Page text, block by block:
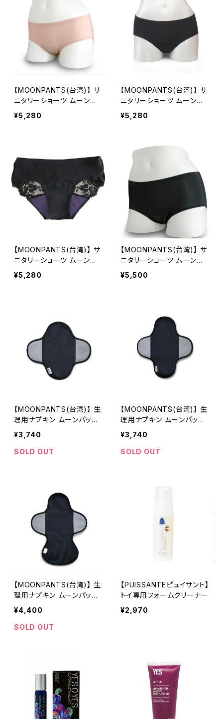
【MOONPANTS(台湾)】 サ
ニタリーショーツ ムーンパ
ンツデイタイムピーチ(クロ
ッチカラーパープル)
¥5,280
【MOONPANTS(台湾)】 サ
ニタリーショーツ ムーンパ
ンツデイタイムブラック(ク
ロッチカラーブラック)
¥5,280
【MOONPANTS(台湾)】 サ
ニタリーショーツ ムーンパ
ンツデイタイムブラックレー
ス（クロッチカラー：パープ
¥5,280
【MOONPANTS(台湾)】 サ
ニタリーショーツ ムーンパ
ンツ ヘビー&ナイト
¥5,500
【MOONPANTS(台湾)】 生
理用ナプキン ムーンパッド
ブラック S
¥3,740
SOLD OUT
【MOONPANTS(台湾)】 生
理用ナプキン ムーンパッド
ブラック M
¥3,740
SOLD OUT
【MOONPANTS(台湾)】 生
理用ナプキン ムーンパッド
ブラック L
¥4,400
SOLD OUT
【PUISSANTEピュイサント】
トイ専用フォームクリーナー
¥2,970